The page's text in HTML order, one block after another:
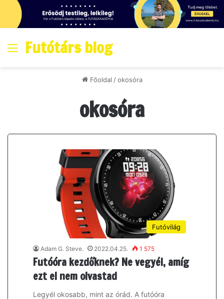
Menő
Futótárs blog
Főoldal / okosóra
okosóra
Futóvilág
Adam G. Steve. 2022.04.25. 1 575
Futóóra kezdőknek? Ne vegyél, amíg
ezt el nem olvastad
Legyél okosabb, mint az órád. A futóóra